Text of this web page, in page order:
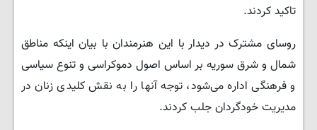
تاکید کردند.
روسای مشترک در دیدار با این هنرمندان با بیان اینکه مناطق
شمال و شرق سوریه بر اساس اصول دموکراسی و تنوع سیاسی
و فرهنگی اداره می‌شود، توجه آنها را به نقش کلیدی زنان در
مدیریت خودگردان جلب کردند.